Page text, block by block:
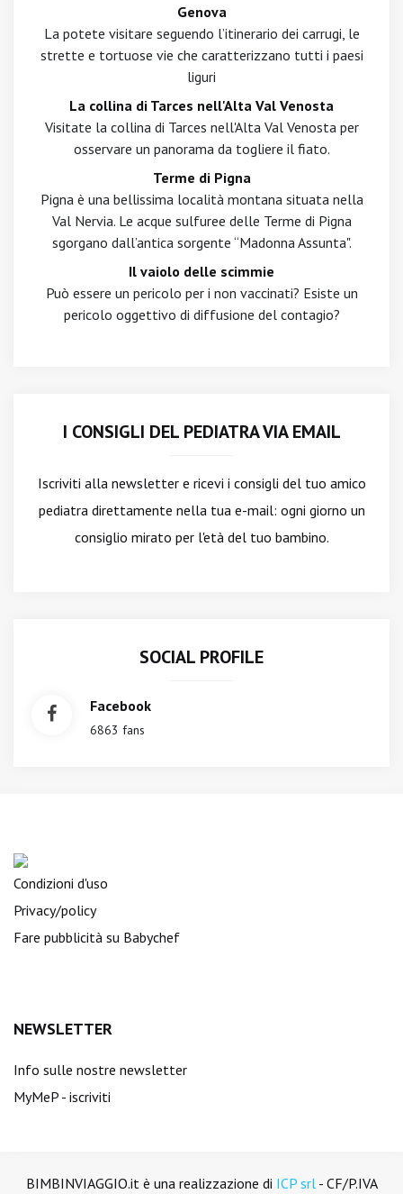
Genova
La potete visitare seguendo l’itinerario dei carrugi, le
strette e tortuose vie che caratterizzano tutti i paesi
liguri
La collina di Tarces nell'Alta Val Venosta
Visitate la collina di Tarces nell'Alta Val Venosta per
osservare un panorama da togliere il fiato.
Terme di Pigna
Pigna è una bellissima località montana situata nella
Val Nervia. Le acque sulfuree delle Terme di Pigna
sgorgano dall’antica sorgente “Madonna Assunta".
Il vaiolo delle scimmie
Può essere un pericolo per i non vaccinati? Esiste un
pericolo oggettivo di diffusione del contagio?
I CONSIGLI DEL PEDIATRA VIA EMAIL
Iscriviti alla newslettere ricevi i consigli del tuo amico
pediatra direttamente nella tua e-mail: ogni giorno un
consiglio mirato per l'età del tuo bambino.
SOCIAL PROFILE
Facebook
6863 fans
Condizioni d'uso
Privacy/policy
Fare pubblicità su Babychef
NEWSLETTER
Info sulle nostre newsletter
MyMeP - iscriviti
BIMBINVIAGGIO.it è una realizzazione di ICP srl- CF/P.IVA